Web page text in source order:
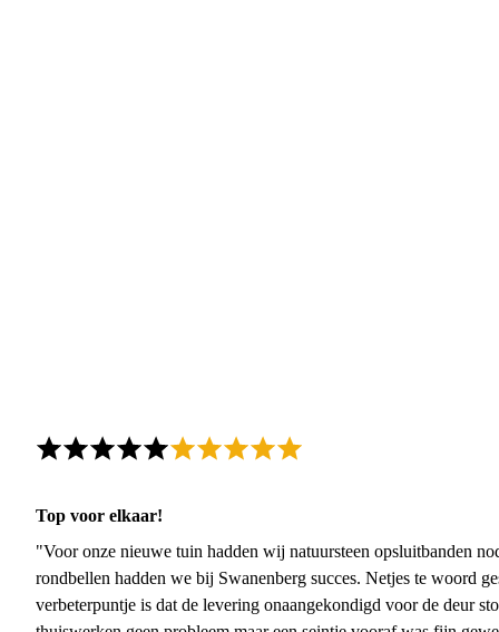
Top voor elkaar!
"Voor onze nieuwe tuin hadden wij natuursteen opsluitbanden
rondbellen hadden we bij Swanenberg succes. Netjes te woord
verbeterpuntje is dat de levering onaangekondigd voor de deur